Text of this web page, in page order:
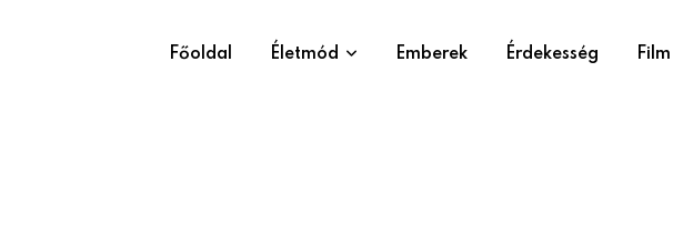
Főoldal Életmód Emberek Érdekesség Film